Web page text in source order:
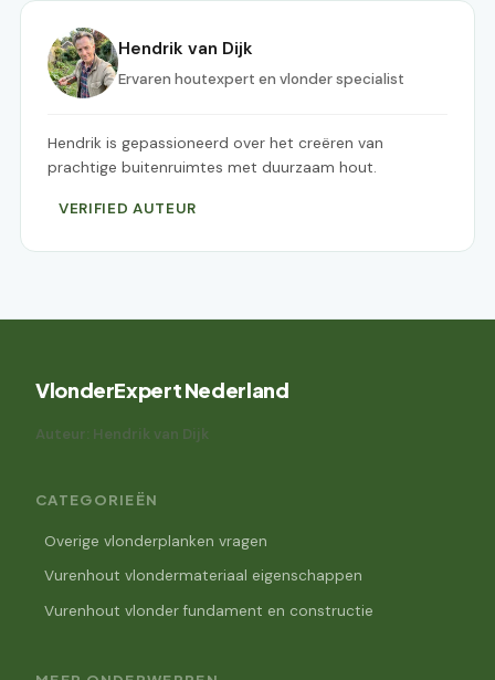
Hendrik van Dijk
Ervaren houtexpert en vlonder specialist
Hendrik is gepassioneerd over het creëren van
prachtige buitenruimtes met duurzaam hout.
VERIFIED AUTEUR
VlonderExpert Nederland
Auteur: Hendrik van Dijk
CATEGORIEËN
Overige vlonderplanken vragen
Vurenhout vlondermateriaal eigenschappen
Vurenhout vlonder fundament en constructie